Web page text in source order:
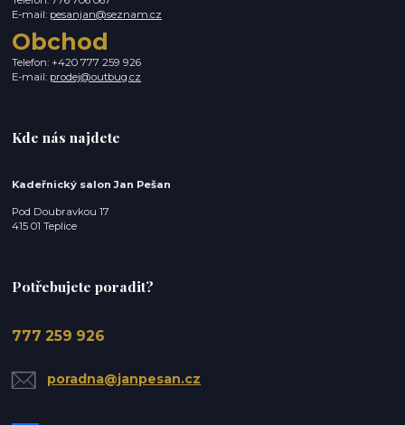
E-mail: pesanjan@seznam.cz
Obchod
Telefon: +420 777 259 926
E-mail: prodej@outbug.cz
Kde nás najdete
Kadeřnický salon Jan Pešan
Pod Doubravkou 17
415 01 Teplice
Potřebujete poradit?
777 259 926
poradna@janpesan.cz